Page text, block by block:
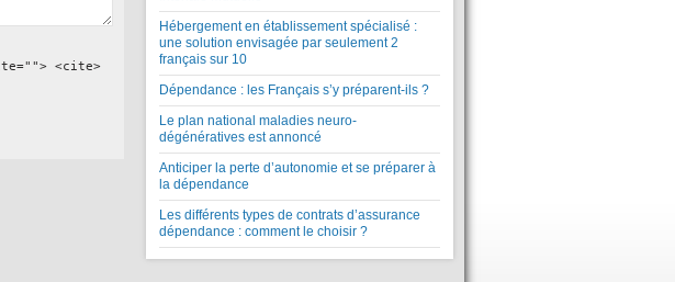
<cite>
Hébergement en établissement spécialisé :
une solution envisagée par seulement 2
français sur 10
Dépendance : les Français s’y préparent-ils ?
Le plan national maladies neuro-
dégénératives est annoncé
Anticiper la perte d’autonomie et se préparer à
la dépendance
Les différents types de contrats d’assurance
dépendance : comment le choisir ?